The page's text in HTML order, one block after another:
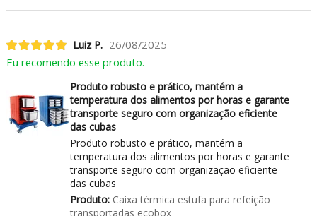
Luiz P. 26/08/2025
Eu recomendo esse produto.
Produto robusto e prático, mantém a
temperatura dos alimentos por horas e garante
transporte seguro com organização eficiente
das cubas
Produto robusto e prático, mantém a
temperatura dos alimentos por horas e garante
transporte seguro com organização eficiente
das cubas
Produto:Caixa térmica estufa para refeição
transportadas ecobox